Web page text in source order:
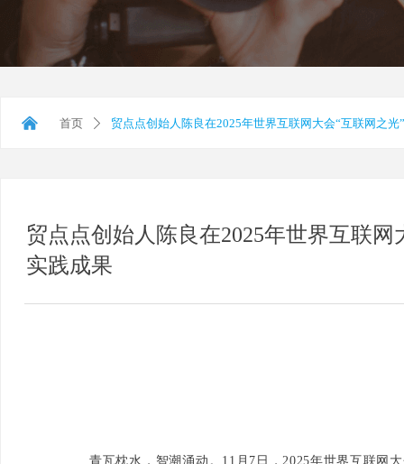
贸点点创始人陈良在2025年世界互联
实践成果
青瓦枕水，智潮涌动。11月7日，2025年世界互联网
首页 ꄲ 贸点点创始人陈良在2025年世界互联网大会“互联网之
낀